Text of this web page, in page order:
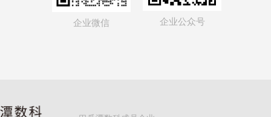
企业微信 企业公众号